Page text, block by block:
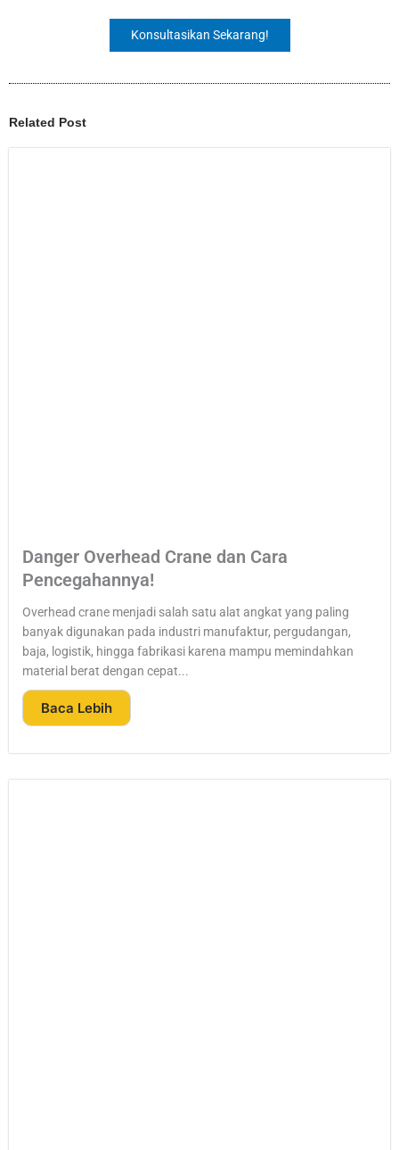
Konsultasikan Sekarang!
Related Post
Danger Overhead Crane dan Cara
Pencegahannya!
Overhead crane menjadi salah satu alat angkat yang paling
banyak digunakan pada industri manufaktur, pergudangan,
baja, logistik, hingga fabrikasi karena mampu memindahkan
material berat dengan cepat...
Baca Lebih